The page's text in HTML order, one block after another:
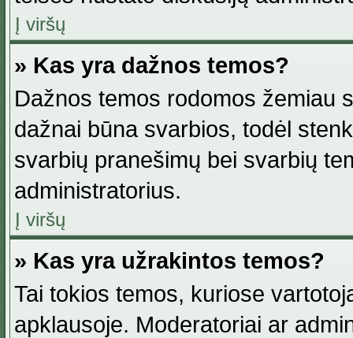
Į viršų
» Kas yra dažnos temos?
Dažnos temos rodomos žemiau
dažnai būna svarbios, todėl
svarbių pranešimų bei svarbių
administratorius.
Į viršų
» Kas yra užrakintos temos?
Tai tokios temos, kuriose
apklausoje. Moderatoriai ar